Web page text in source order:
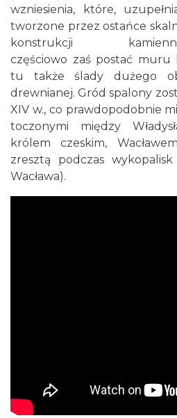
wzniesienia, które,
tworzone przez ostańce
konstrukcji kamienno-
częściowo zaś postać muru
tu także ślady dużego
drewnianej. Gród spalony
XIV w., co prawdopodobnie
toczonymi między
królem czeskim,
zresztą podczas
Wacława).